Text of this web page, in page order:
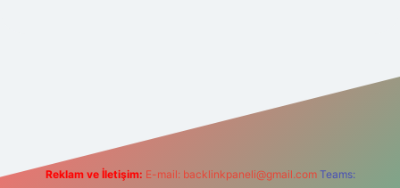
Reklam ve İletişim: E-mail: backlinkpaneli@gmail.com Teams: